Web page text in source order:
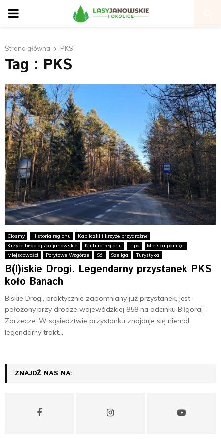
P
I
M
A
R
Y
M
E
N
U
Strona główna PKS
Tag : PKS
Ciosmy Historia regionu
Kapliczki i krzyże przydrożne
Krzyże biłgorajsko-janowskie
Kultura regionu Lipa
Miejsca pamięci
Miejscowości
Porytowe Wzgórze Sól Szeliga Turystyka
B(l)iskie Drogi. Legendarny przystanek PKS
koło Banach
Biskie Drogi, praktycznie zapomniany już przystanek, jest
położony przy drodze wojewódzkiej 858 na odcinku Biłgoraj –
Zarzecze. W sąsiedztwie przystanku znajduje się niemal
legendarny trakt...
ZNAJDŹ NAS NA: